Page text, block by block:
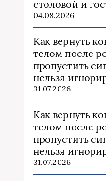
столовой и
04.08.2026
Как вернуть
телом после
пропустить
нельзя
31.07.2026
Как вернуть
телом после
пропустить
нельзя
31.07.2026